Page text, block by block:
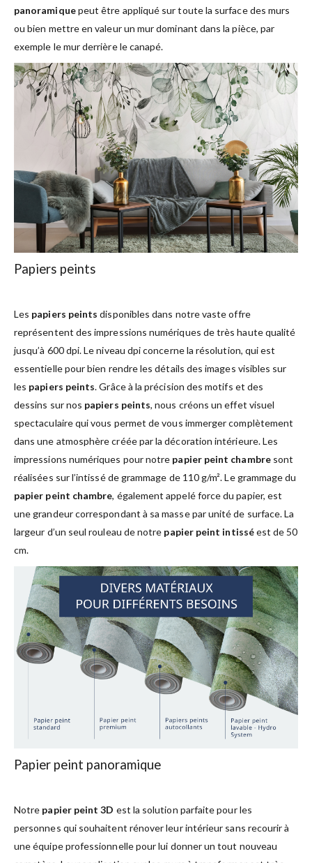
panoramiquepeut être appliqué sur toute la surface des murs
ou bien mettre en valeur un mur dominant dans la pièce, par
exemple le mur derrière le canapé.
Papiers peints
Les papiers peints disponibles dans notre vaste offre
représentent des impressions numériques de très haute qualité
jusqu’à 600 dpi. Le niveau dpi concerne la résolution, qui est
essentielle pour bien rendre les détails des images visibles sur
les papiers peints. Grâce à la précision des motifs et des
dessins sur nos papiers peints, nous créons un effet visuel
spectaculaire qui vous permet de vous immerger complètement
dans une atmosphère créée par la décoration intérieure. Les
impressions numériques pour notre papier peint chambresont
réalisées sur l’intissé de grammage de 110 g/m². Le grammage du
papier peint chambre, également appelé force du papier, est
une grandeur correspondant à sa masse par unité de surface. La
largeur d’un seul rouleau de notre papier peint intisséest de 50
cm.
Papier peint panoramique
Notre papier peint 3D est la solution parfaite pour les
personnes qui souhaitent rénover leur intérieur sans recourir à
une équipe professionnelle pour lui donner un tout nouveau